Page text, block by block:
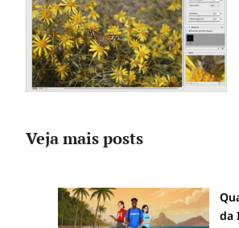
Veja mais posts
da